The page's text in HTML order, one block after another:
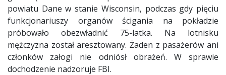
powiatu Dane w stanie Wisconsin, podczas gdy pięciu
funkcjonariuszy organów ścigania na pokładzie
próbowało obezwładnić 75-latka. Na lotnisku
mężczyzna został aresztowany. Żaden z pasażerów ani
członków załogi nie odniósł obrażeń. W sprawie
dochodzenie nadzoruje FBI.